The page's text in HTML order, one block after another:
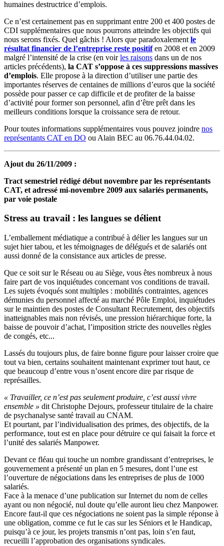
humaines destructrice d’emplois.
Ce n’est certainement pas en supprimant entre 200 et 400 postes de
CDI supplémentaires que nous pourrons atteindre les objectifs qui
nous serons fixés. Quel gâchis ! Alors que paradoxalement le
résultat financier de l’entreprise reste positifen 2008 et en 2009
malgré l’intensité de la crise (en voirles raisons dans un de nos
articles précédents), la CAT s’oppose à ces suppressions massives
d’emplois. Elle propose à la direction d’utiliser une partie des
importantes réserves de centaines de millions d’euros que la société
possède pour passer ce cap difficile et de profiter de la baisse
d’activité pour former son personnel, afin d’être prêt dans les
meilleurs conditions lorsque la croissance sera de retour.
Pour toutes informations supplémentaires vous pouvez joindre nos
représentants CAT en DO ou Alain BEC au 06.76.44.04.02.
Ajout du 26/11/2009 :
Tract semestriel rédigé début novembre par les représentants
CAT, et adressé mi-novembre 2009 aux salariés permanents,
par voie postale
Stress au travail : les langues se délient
L’emballement médiatique a contribué à délier les langues sur un
sujet hier tabou, et les témoignages de délégués et de salariés ont
aussi donné de la consistance aux articles de presse.
Que ce soit sur le Réseau ou au Siège, vous êtes nombreux à nous
faire part de vos inquiétudes concernant vos conditions de travail.
Les sujets évoqués sont multiples : mobilités contraintes, agences
démunies du personnel affecté au marché Pôle Emploi, inquiétudes
sur le maintien des postes de Consultant Recrutement, des objectifs
inatteignables mais non révisés, une pression hiérarchique forte, la
baisse de pouvoir d’achat, l’imposition stricte des nouvelles règles
de congés, etc...
Lassés du toujours plus, de faire bonne figure pour laisser croire que
tout va bien, certains souhaitent maintenant exprimer tout haut, ce
que beaucoup d’entre vous n’osent encore dire par risque de
représailles.
« Travailler, ce n’est pas seulement produire, c’est aussi vivre
ensemble » dit Christophe Dejours, professeur titulaire de la chaire
de psychanalyse santé travail au CNAM.
Et pourtant, par l’individualisation des primes, des objectifs, de la
performance, tout est en place pour détruire ce qui faisait la force et
l’unité des salariés Manpower.
Devant ce fléau qui touche un nombre grandissant d’entreprises, le
gouvernement a présenté un plan en 5 mesures, dont l’une est
l’ouverture de négociations dans les entreprises de plus de 1000
salariés.
Face à la menace d’une publication sur Internet du nom de celles
ayant ou non négocié, nul doute qu’elle auront lieu chez Manpower.
Encore faut-il que ces négociations ne soient pas la simple réponse à
une obligation, comme ce fut le cas sur les Séniors et le Handicap,
puisqu’à ce jour, les projets transmis n’ont pas, loin s’en faut,
recueilli l’approbation des organisations syndicales.